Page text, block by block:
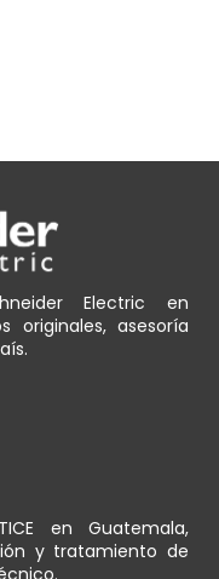
Electric en
originales, asesoría
en Guatemala,
y tratamiento de